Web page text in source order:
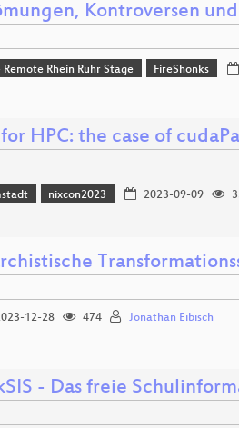
Kontroversen
Remote Rhein Ruhr Stage FireShonks
HPC: the case of
nixcon2023 2023-09-09
12-28 474 Jonathan Eibisch
- Das freie